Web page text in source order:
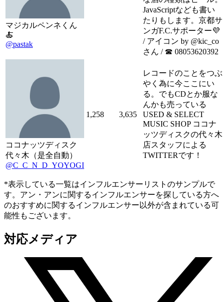
マジカルペンネくん
🍝
@pastak
JavaScriptなども書い
たりもします。京都サ
ンガF.C.サポーター💜
/ アイコン by @kic_co
さん / ☎ 08053620392
ココナッツディスク
代々木（是全自動）
@C_C_N_D_YOYOGI
1,258 3,635
レコードのことをつぶ
やく為に今ここにい
る。でもCDとか服な
んかも売っている
USED & SELECT
MUSIC SHOP ココナ
ッツディスクの代々木
店スタッフによる
TWITTERです！
*表示している一覧はインフルエンサーリストのサンプルで
す。アン・アンに関するインフルエンサーを探している方へ
のおすすめに関するインフルエンサー以外が含まれている可
能性もございます。
対応メディア